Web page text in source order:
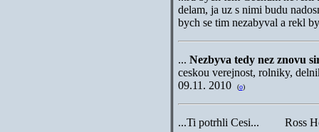
delam, ja uz s nimi budu
bych se tim nezabyval a rekl
... Nezbyva tedy nez znovu
ceskou verejnost, rolniky,
09.11. 2010
(o)
...Ti potrhli Cesi... Ross